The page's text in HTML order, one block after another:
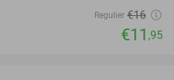
Regulier €16
€11 ,95